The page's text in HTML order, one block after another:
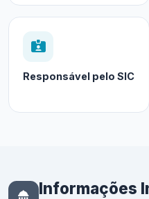
Responsável pelo SIC
Informações